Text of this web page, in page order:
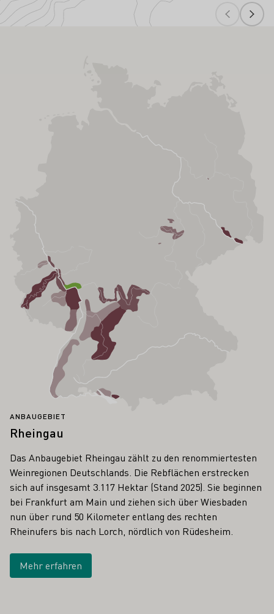
ANBAUGEBIET
Rheingau
Das Anbaugebiet Rheingau zählt zu den renommiertesten
Weinregionen Deutschlands. Die Rebflächen erstrecken
sich auf insgesamt 3.117 Hektar (Stand 2025). Sie beginnen
bei Frankfurt am Main und ziehen sich über Wiesbaden
nun über rund 50 Kilometer entlang des rechten
Rheinufers bis nach Lorch, nördlich von Rüdesheim.
Mehr erfahren